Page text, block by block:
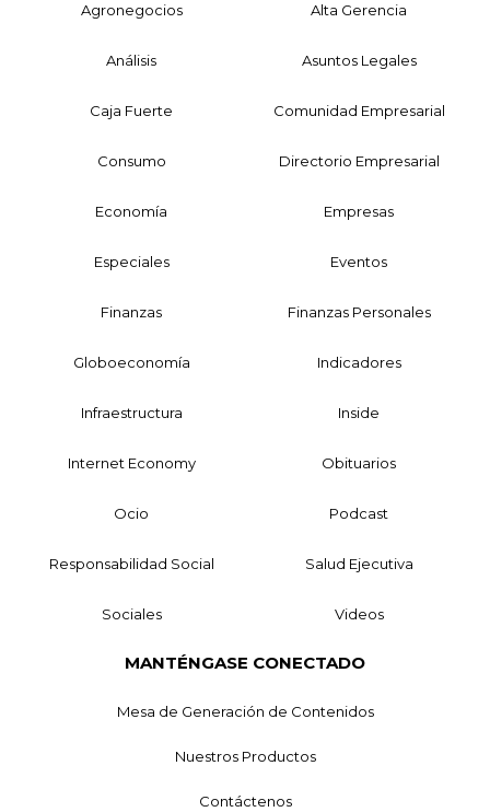
Agronegocios Alta Gerencia
Análisis Asuntos Legales
Caja Fuerte Comunidad Empresarial
Consumo Directorio Empresarial
Economía Empresas
Especiales Eventos
Finanzas Finanzas Personales
Globoeconomía Indicadores
Infraestructura Inside
Internet Economy Obituarios
Ocio Podcast
Responsabilidad Social Salud Ejecutiva
Sociales Videos
MANTÉNGASE CONECTADO
Mesa de Generación de Contenidos
Nuestros Productos
Contáctenos